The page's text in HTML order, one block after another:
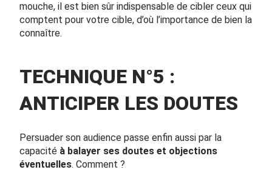
mouche, il est bien sûr indispensable de cibler ceux qui
comptent pour votre cible, d’où l’importance de bien la
connaître.
TECHNIQUE N°5 :
ANTICIPER LES DOUTES
Persuader son audience passe enfin aussi par la
capacité à balayer ses doutes et objections
éventuelles. Comment ?